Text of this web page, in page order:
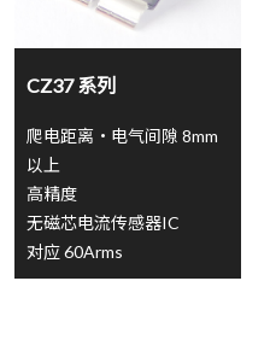
CZ37 系列
爬电距离・电气间隙 8mm
以上
高精度
无磁芯电流传感器IC
对应 60Arms